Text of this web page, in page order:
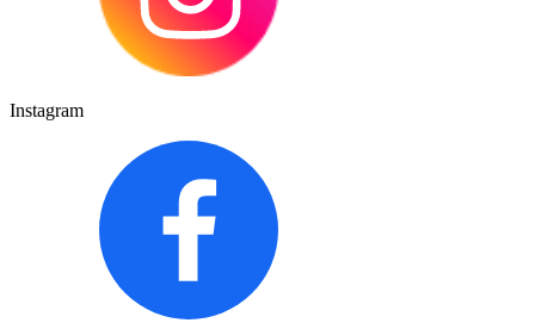
Instagram